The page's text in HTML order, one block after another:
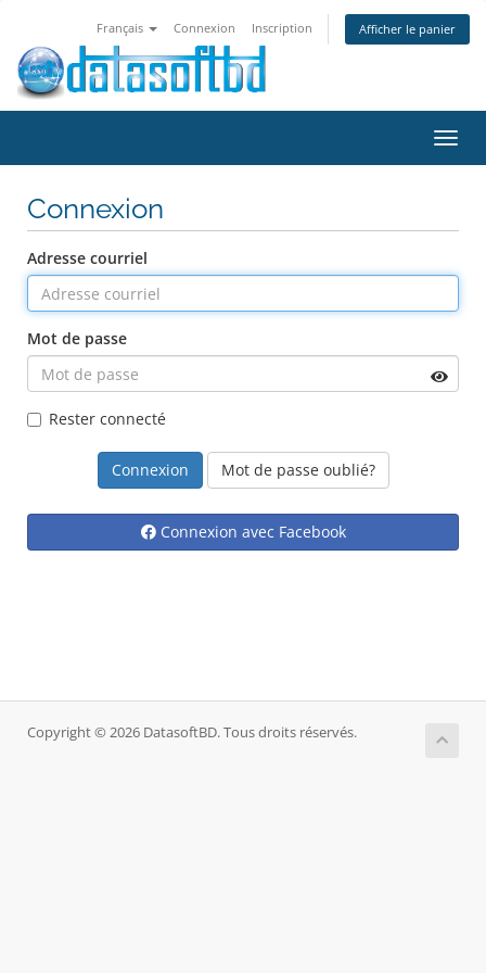
Français Connexion Inscription Afficher le panier
la
Connexion
Adresse courriel
Mot de passe
Rester connecté
Mot de passe oublié?
Connexion avec Facebook
Copyright © 2026 DatasoftBD. Tous droits réservés.